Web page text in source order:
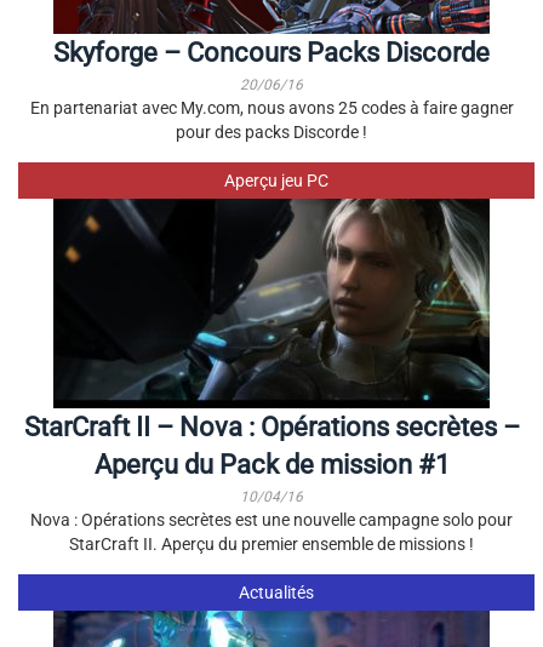
Skyforge – Concours Packs Discorde
20/06/16
En partenariat avec My.com, nous avons 25 codes à faire gagner
pour des packs Discorde !
Aperçu jeu PC
StarCraft II – Nova : Opérations secrètes –
Aperçu du Pack de mission #1
10/04/16
Nova : Opérations secrètes est une nouvelle campagne solo pour
StarCraft II. Aperçu du premier ensemble de missions !
Actualités